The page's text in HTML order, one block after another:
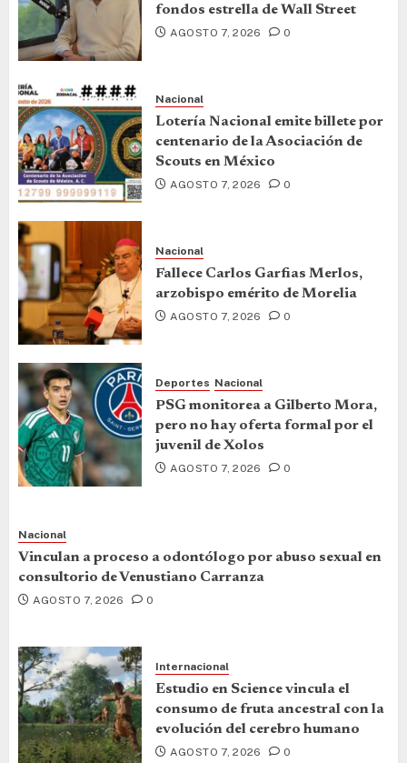
fondos estrella de Wall Street
AGOSTO 7, 2026 0
Nacional
Lotería Nacional emite billete por
centenario de la Asociación de
Scouts en México
AGOSTO 7, 2026 0
Nacional
Fallece Carlos Garfias Merlos,
arzobispo emérito de Morelia
AGOSTO 7, 2026 0
Deportes Nacional
PSG monitorea a Gilberto Mora,
pero no hay oferta formal por el
juvenil de Xolos
AGOSTO 7, 2026 0
Nacional
Vinculan a proceso a odontólogo por abuso sexual en
consultorio de Venustiano Carranza
AGOSTO 7, 2026 0
Internacional
Estudio en Science vincula el
consumo de fruta ancestral con la
evolución del cerebro humano
AGOSTO 7, 2026 0